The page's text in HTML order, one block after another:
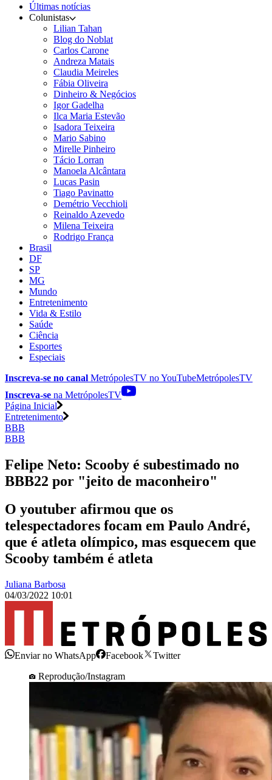
Últimas notícias
Colunistas
Lilian Tahan
Blog do Noblat
Carlos Carone
Andreza Matais
Claudia Meireles
Fábia Oliveira
Dinheiro & Negócios
Igor Gadelha
Ilca Maria Estevão
Isadora Teixeira
Mario Sabino
Mirelle Pinheiro
Tácio Lorran
Manoela Alcântara
Lucas Pasin
Tiago Pavinatto
Demétrio Vecchioli
Reinaldo Azevedo
Milena Teixeira
Rodrigo França
Brasil
DF
SP
MG
Mundo
Entretenimento
Vida & Estilo
Saúde
Ciência
Esportes
Especiais
Inscreva-se no canal MetrópolesTV noYouTubeMetrópolesTV
Inscreva-se na MetrópolesTV
Página Inicial
Entretenimento
BBB
BBB
Felipe Neto: Scooby é subestimado no
BBB22 por "jeito de maconheiro"
O youtuber afirmou que os
telespectadores focam em Paulo André,
que é atleta olímpico, mas esquecem que
Scooby também é atleta
Juliana Barbosa
04/03/2022 10:01
Enviar no WhatsApp Facebook
Twitter
Reprodução/Instagram